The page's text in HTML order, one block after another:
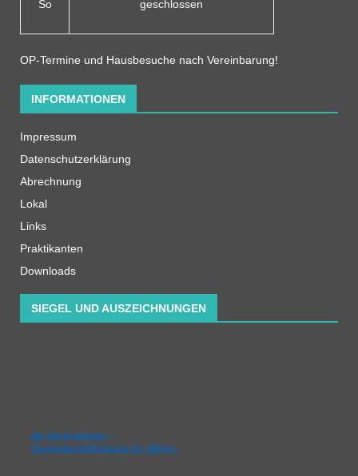
So geschlossen
OP-Termine und Hausbesuche nach Vereinbarung!
INFORMATIONEN
Impressum
Datenschutzerklärung
Abrechnung
Lokal
Links
Praktikanten
Downloads
SIEGEL UND AUSZEICHNUNGEN
die tierärztinnen –
Gemeinschaftspraxis Dr. Will-H…